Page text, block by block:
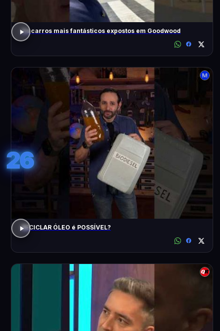
Os carros mais fantásticos expostos em Goodwood
26
RECICLAR ÓLEO é POSSÍVEL?